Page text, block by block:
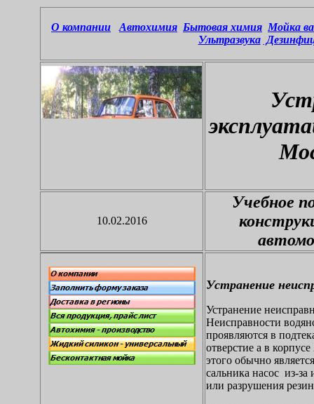
О компании Автохимия Бытовая химия Мойка
Ультразвука
10.02.2016
Учебное
Устранение
Устранение
Неисправности
проявляются в
отверстие а в
этого обычно
сальника насос из-
или разрушения